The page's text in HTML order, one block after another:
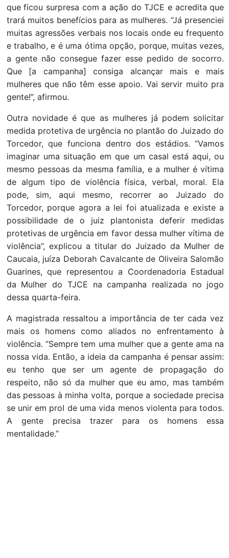
que ficou surpresa com a ação do TJCE e acredita que
trará muitos benefícios para as mulheres. “Já presenciei
muitas agressões verbais nos locais onde eu frequento
e trabalho, e é uma ótima opção, porque, muitas vezes,
a gente não consegue fazer esse pedido de socorro.
Que [a campanha] consiga alcançar mais e mais
mulheres que não têm esse apoio. Vai servir muito pra
gente!”, afirmou.
Outra novidade é que as mulheres já podem solicitar
medida protetiva de urgência no plantão do Juizado do
Torcedor, que funciona dentro dos estádios. “Vamos
imaginar uma situação em que um casal está aqui, ou
mesmo pessoas da mesma família, e a mulher é vítima
de algum tipo de violência física, verbal, moral. Ela
pode, sim, aqui mesmo, recorrer ao Juizado do
Torcedor, porque agora a lei foi atualizada e existe a
possibilidade de o juiz plantonista deferir medidas
protetivas de urgência em favor dessa mulher vítima de
violência”, explicou a titular do Juizado da Mulher de
Caucaia, juíza Deborah Cavalcante de Oliveira Salomão
Guarines, que representou a Coordenadoria Estadual
da Mulher do TJCE na campanha realizada no jogo
dessa quarta-feira.
A magistrada ressaltou a importância de ter cada vez
mais os homens como aliados no enfrentamento à
violência. “Sempre tem uma mulher que a gente ama na
nossa vida. Então, a ideia da campanha é pensar assim:
eu tenho que ser um agente de propagação do
respeito, não só da mulher que eu amo, mas também
das pessoas à minha volta, porque a sociedade precisa
se unir em prol de uma vida menos violenta para todos.
A gente precisa trazer para os homens essa
mentalidade.”